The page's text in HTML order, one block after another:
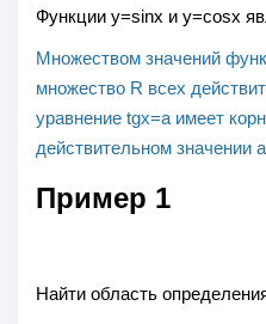
Функции y=sinx и y=cosx
Множеством значений
множество R всех
уравнение tgx=a имеет
действительном значении
Пример 1
Найти область